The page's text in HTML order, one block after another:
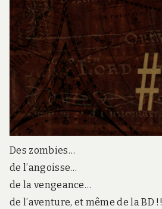
Des zombies…
de l’angoisse…
de la vengeance…
de l’aventure, et même de la BD !!